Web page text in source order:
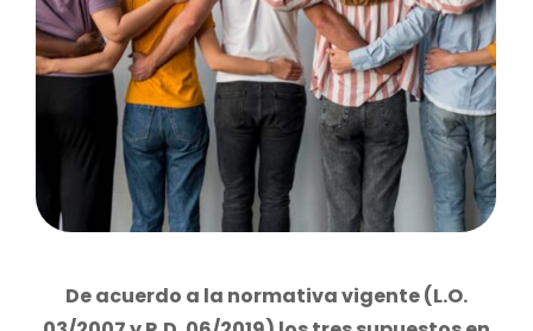
De acuerdo a la normativa vigente (L.O.